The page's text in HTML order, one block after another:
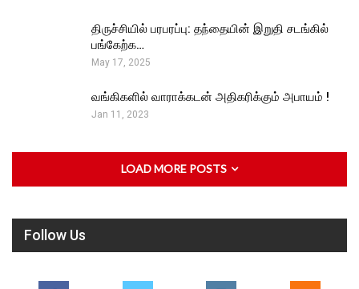
திருச்சியில் பரபரப்பு: தந்தையின் இறுதி சடங்கில்
பங்கேற்க…
May 17, 2025
வங்கிகளில் வாராக்கடன் அதிகரிக்கும் அபாயம் !
Jan 11, 2023
LOAD MORE POSTS
Follow Us